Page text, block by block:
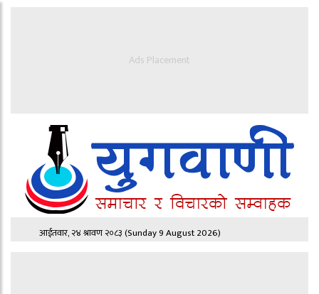
Ads Placement
आईतवार, २४ श्रावण २०८३(Sunday 9 August 2026)